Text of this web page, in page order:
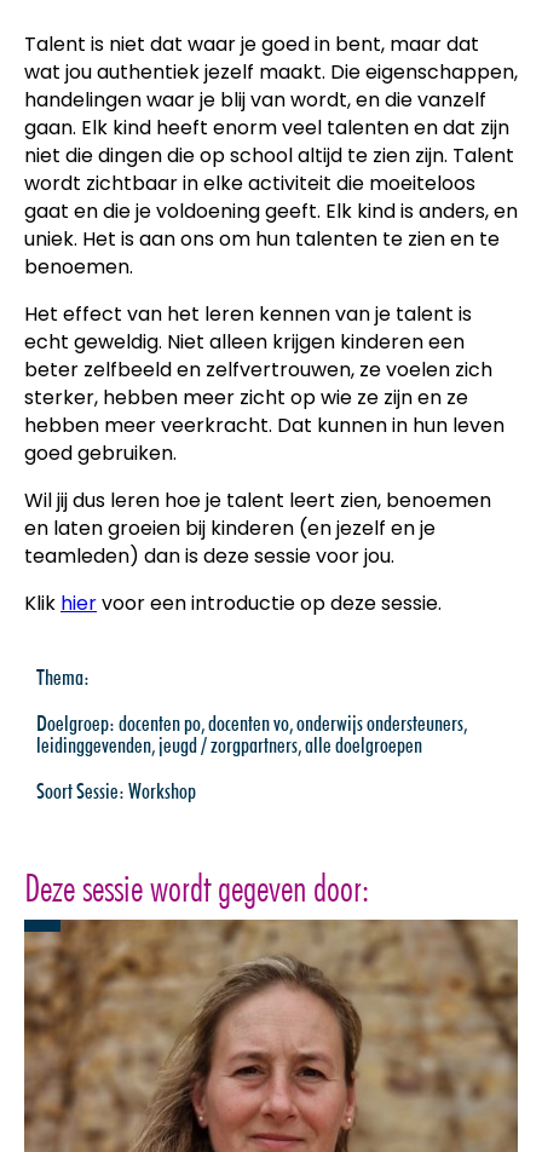
Talent is niet dat waar je goed in bent, maar dat
wat jou authentiek jezelf maakt. Die eigenschappen,
handelingen waar je blij van wordt, en die vanzelf
gaan. Elk kind heeft enorm veel talenten en dat zijn
niet die dingen die op school altijd te zien zijn. Talent
wordt zichtbaar in elke activiteit die moeiteloos
gaat en die je voldoening geeft. Elk kind is anders, en
uniek. Het is aan ons om hun talenten te zien en te
benoemen.
Het effect van het leren kennen van je talent is
echt geweldig. Niet alleen krijgen kinderen een
beter zelfbeeld en zelfvertrouwen, ze voelen zich
sterker, hebben meer zicht op wie ze zijn en ze
hebben meer veerkracht. Dat kunnen in hun leven
goed gebruiken.
Wil jij dus leren hoe je talent leert zien, benoemen
en laten groeien bij kinderen (en jezelf en je
teamleden) dan is deze sessie voor jou.
Klik hiervoor een introductie op deze sessie.
Thema:
Doelgroep:docenten po,docenten vo,onderwijs ondersteuners,
leidinggevenden,jeugd / zorgpartners,alle doelgroepen
Soort Sessie:Workshop
Deze sessie wordt gegeven door: